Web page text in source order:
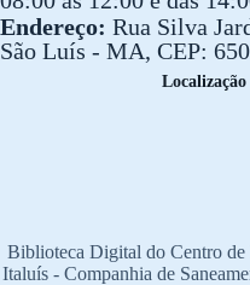
Endereço: Rua Silva
São Luís - MA, CEP:
Biblioteca Digital do Centro de
Italuís - Companhia de